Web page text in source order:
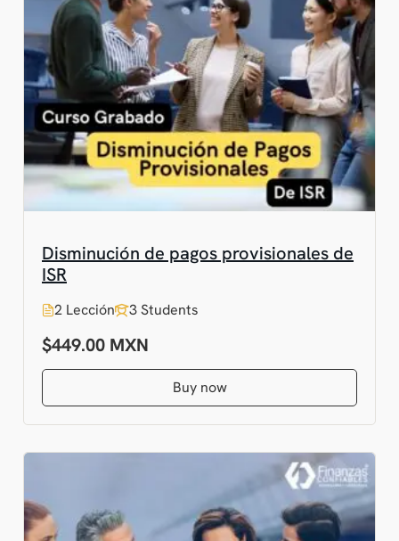
Disminución de pagos provisionales de
ISR
2 Lección 3 Students
$449.00
Buy now